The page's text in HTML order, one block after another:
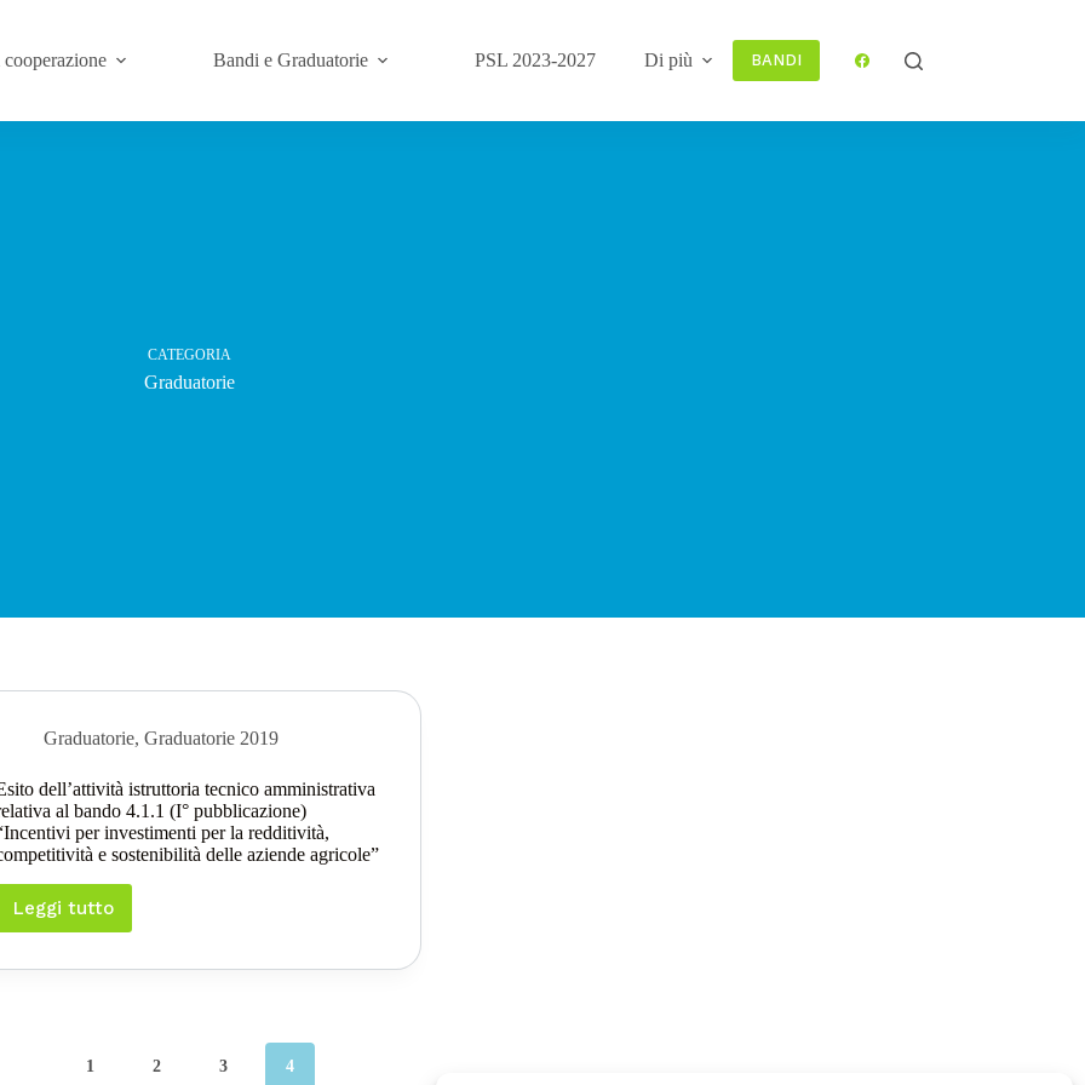
Bandi e Graduatorie PSL 2023-2027 Di più BANDI
CATEGORIA
Graduatorie
Graduatorie,Graduatorie 2019
dell’attività istruttoria tecnico amministrativa
al bando 4.1.1 (I° pubblicazione)
per investimenti per la redditività,
e sostenibilità delle aziende agricole”
Leggi tutto
Esito
dell’attività
bando 4.1.1
1 2 3 4